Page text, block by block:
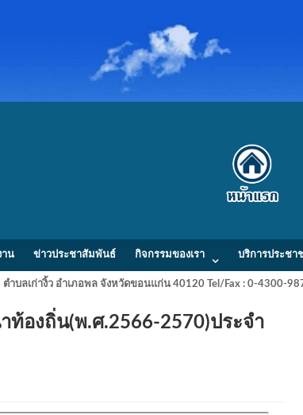
าน ข่าวประชาสัมพันธ์ กิจกรรมของเรา บริการประชา
ำบลเก่างิ้ว อำเภอพล จังหวัดขอนแก่น 40120 Tel/Fax : 0-4300-
องถิ่น(พ.ศ.2566-2570)ประจำ